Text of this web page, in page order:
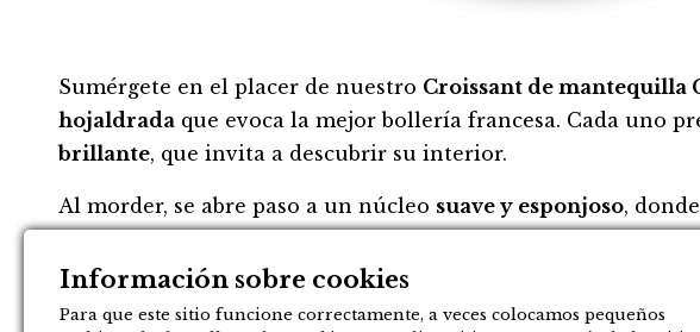
Sumérgete en el placer de nuestro Croissant de mantequilla
hojaldradaque evoca la mejor bollería francesa. Cada uno
brillante, que invita a descubrir su interior.
Al morder, se abre paso a un núcleo suave y esponjoso,
se despliegan en cada delicada capa. Es la perfección en
desayuno especial o una merienda indulgente.
Información sobre cookies
Para que este sitio funcione correctamente, a veces colocamos pequeños